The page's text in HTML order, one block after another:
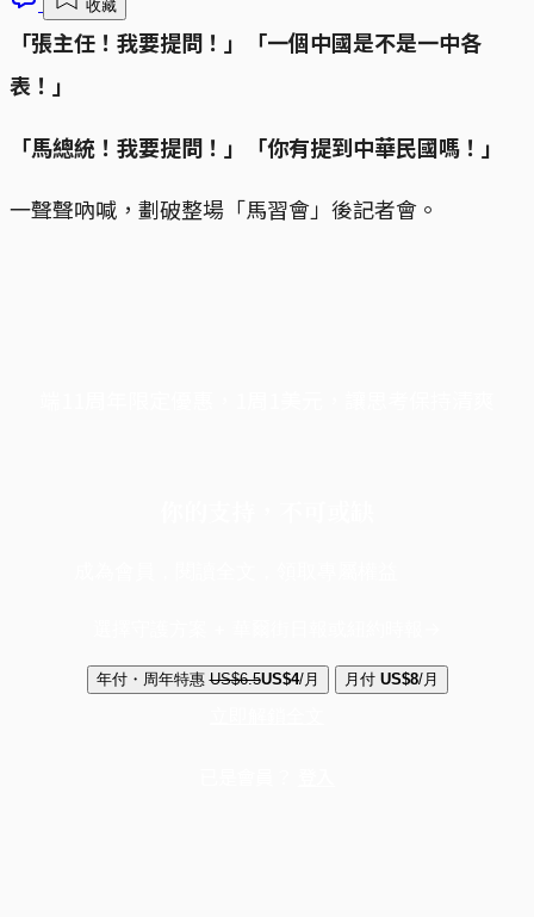
收藏
「張主任！我要提問！」「一個中國是不是一中各
表！」
「馬總統！我要提問！」「你有提到中華民國嗎！」
一聲聲吶喊，劃破整場「馬習會」後記者會。
年付・周年特惠 US$6.5US$4/月 月付 US$8/月